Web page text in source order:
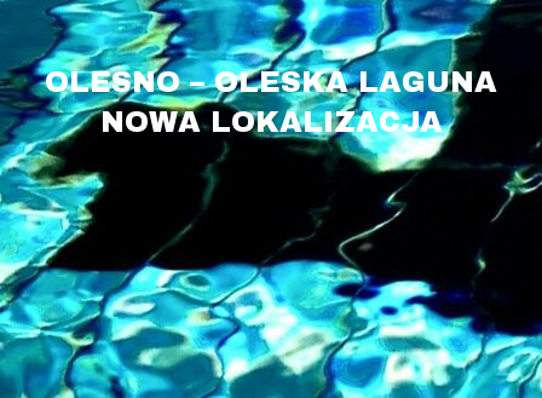
OLESNO – OLESKA LAGUNA
NOWA LOKALIZACJA